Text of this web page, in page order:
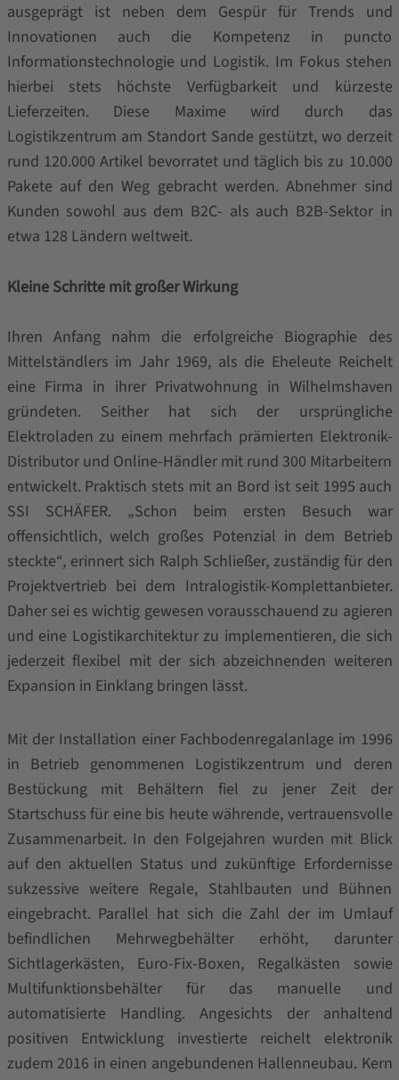
ausgeprägt ist neben dem Gespür für Trends und
Innovationen auch die Kompetenz in puncto
Informationstechnologie und Logistik. Im Fokus stehen
hierbei stets höchste Verfügbarkeit und kürzeste
Lieferzeiten. Diese Maxime wird durch das
Logistikzentrum am Standort Sande gestützt, wo derzeit
rund 120.000 Artikel bevorratet und täglich bis zu 10.000
Pakete auf den Weg gebracht werden. Abnehmer sind
Kunden sowohl aus dem B2C- als auch B2B-Sektor in
etwa 128 Ländern weltweit.
Kleine Schritte mit großer Wirkung
Ihren Anfang nahm die erfolgreiche Biographie des
Mittelständlers im Jahr 1969, als die Eheleute Reichelt
eine Firma in ihrer Privatwohnung in Wilhelmshaven
gründeten. Seither hat sich der ursprüngliche
Elektroladen zu einem mehrfach prämierten Elektronik-
Distributor und Online-Händler mit rund 300 Mitarbeitern
entwickelt. Praktisch stets mit an Bord ist seit 1995 auch
SSI SCHÄFER. „Schon beim ersten Besuch war
offensichtlich, welch großes Potenzial in dem Betrieb
steckte“, erinnert sich Ralph Schließer, zuständig für den
Projektvertrieb bei dem Intralogistik-Komplettanbieter.
Daher sei es wichtig gewesen vorausschauend zu agieren
und eine Logistikarchitektur zu implementieren, die sich
jederzeit flexibel mit der sich abzeichnenden weiteren
Expansion in Einklang bringen lässt.
Mit der Installation einer Fachbodenregalanlage im 1996
in Betrieb genommenen Logistikzentrum und deren
Bestückung mit Behältern fiel zu jener Zeit der
Startschuss für eine bis heute währende, vertrauensvolle
Zusammenarbeit. In den Folgejahren wurden mit Blick
auf den aktuellen Status und zukünftige Erfordernisse
sukzessive weitere Regale, Stahlbauten und Bühnen
eingebracht. Parallel hat sich die Zahl der im Umlauf
befindlichen Mehrwegbehälter erhöht, darunter
Sichtlagerkästen, Euro-Fix-Boxen, Regalkästen sowie
Multifunktionsbehälter für das manuelle und
automatisierte Handling. Angesichts der anhaltend
positiven Entwicklung investierte reichelt elektronik
zudem 2016 in einen angebundenen Hallenneubau. Kern